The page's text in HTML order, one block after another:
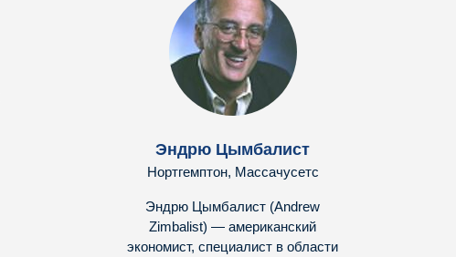
Эндрю Цымбалист
Нортгемптон, Массачусетс
Эндрю Цымбалист (Andrew
Zimbalist) — американский
экономист, специалист в области